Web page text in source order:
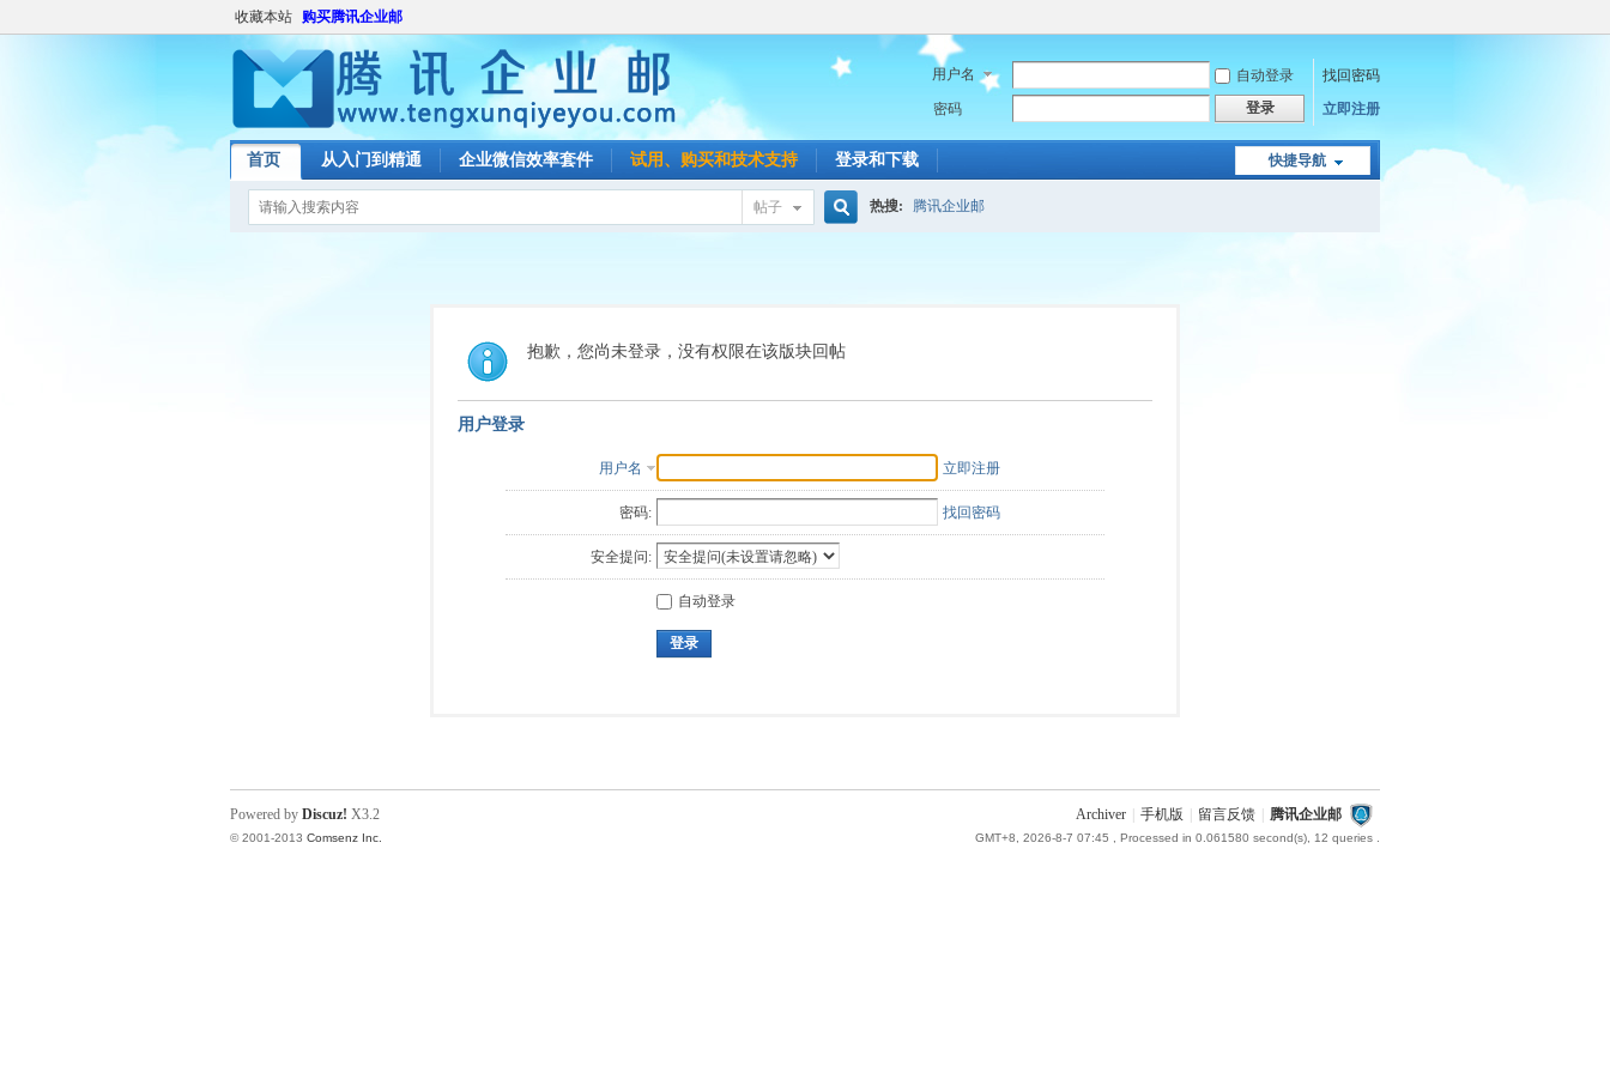
收藏本站 购买腾讯企业邮
用户名 自动登录
找回密码
密码
登录 立即注册
快捷导航
首页 从入门到精通 企业微信效率套件 试用、购买和技术支持 登录和下载
帖子
索
热搜: 腾讯企业邮
抱歉，您尚未登录，没有权限在该版块回帖
用户登录
用户名 立即注册
密码: 找回密码
安全提问:
自动登录
登录
Archiver 手机版 留言反馈 腾讯企业邮
GMT+8, 2026-8-7 07:45 , Processed in 0.061580 second(s), 12 queries .
Powered by Discuz! X3.2
© 2001-2013 Comsenz Inc.